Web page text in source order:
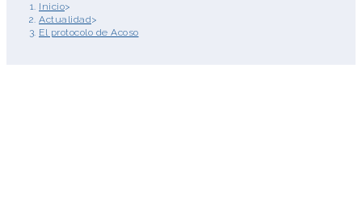
Inicio>
Actualidad>
El protocolo de Acoso